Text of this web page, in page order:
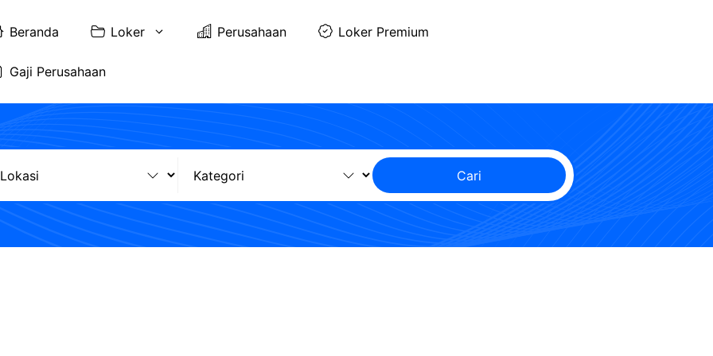
Beranda Loker Perusahaan Loker Premium
Gaji Perusahaan
Cari